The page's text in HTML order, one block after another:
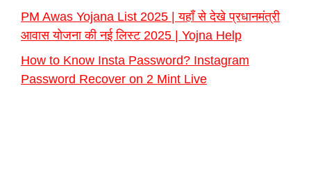
PM Awas Yojana List 2025 | यहाँ से देखे प्रधानमंत्री
आवास योजना की नई लिस्ट 2025 | Yojna Help
How to Know Insta Password? Instagram
Password Recover on 2 Mint Live